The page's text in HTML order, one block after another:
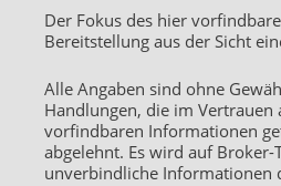
Der Fokus des hier
Bereitstellung aus der Sicht
Alle Angaben sind ohne
Handlungen, die im Vertrauen
vorfindbaren Informationen
abgelehnt. Es wird auf Broker-
unverbindliche Informationen